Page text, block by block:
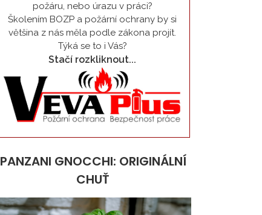
požáru, nebo úrazu v práci?
Školením BOZP a požární ochrany by si
většina z nás měla podle zákona projít.
Týká se to i Vás?
Stačí rozkliknout...
PANZANI GNOCCHI: ORIGINÁLNÍ
CHUŤ